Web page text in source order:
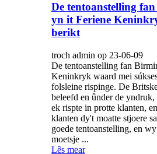
De tentoanstelling
yn it Feriene
berikt
troch admin op 23-06-09
De tentoanstelling fan
Keninkryk waard mei
folsleine rispinge. De
beleefd en ûnder de
ek rispte in protte klanten,
klanten dy't moatte stjoere
goede tentoanstelling, en
moetsje ...
Lês mear